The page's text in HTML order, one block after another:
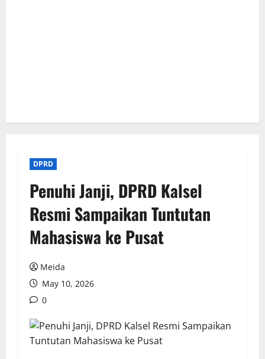
DPRD
Penuhi Janji, DPRD Kalsel
Resmi Sampaikan Tuntutan
Mahasiswa ke Pusat
Meida
May 10, 2026
0